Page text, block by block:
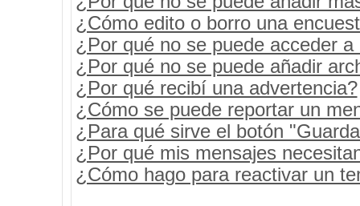
¿Cómo edito o borro una
¿Por qué no se puede acceder a
¿Por qué no se puede añadir
¿Por qué recibí una advertencia?
¿Cómo se puede reportar un
¿Para qué sirve el botón
¿Por qué mis mensajes
¿Cómo hago para reactivar un